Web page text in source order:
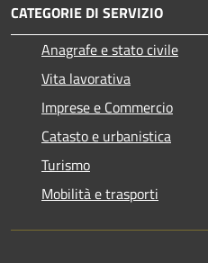
CATEGORIE DI SERVIZIO
Anagrafe e stato civile
Vita lavorativa
Imprese e Commercio
Catasto e urbanistica
Turismo
Mobilità e trasporti